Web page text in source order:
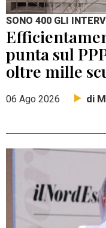
SONO 400 GLI
punta sul
oltre mille
06 Ago 2026 di